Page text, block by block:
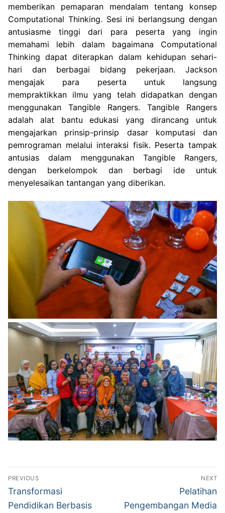
memberikan pemaparan mendalam tentang konsep
Computational Thinking. Sesi ini berlangsung dengan
antusiasme tinggi dari para peserta yang ingin
memahami lebih dalam bagaimana Computational
Thinking dapat diterapkan dalam kehidupan sehari-
hari dan berbagai bidang pekerjaan. Jackson
mengajak para peserta untuk langsung
mempraktikkan ilmu yang telah didapatkan dengan
menggunakan Tangible Rangers. Tangible Rangers
adalah alat bantu edukasi yang dirancang untuk
mengajarkan prinsip-prinsip dasar komputasi dan
pemrograman melalui interaksi fisik. Peserta tampak
antusias dalam menggunakan Tangible Rangers,
dengan berkelompok dan berbagi ide untuk
menyelesaikan tantangan yang diberikan.
Navigasi
pos
PREVIOUS
Previous
post:
Transformasi
Pendidikan Berbasis
NEXT
Next
post:
Pelatihan
Pengembangan Media